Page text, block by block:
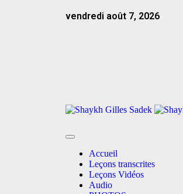
vendredi août 7, 2026
Accueil
Leçons transcrites
Leçons Vidéos​
Audio